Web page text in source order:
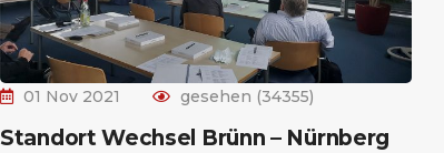
01 Nov 2021 gesehen (34355)
Standort Wechsel Brünn – Nürnberg